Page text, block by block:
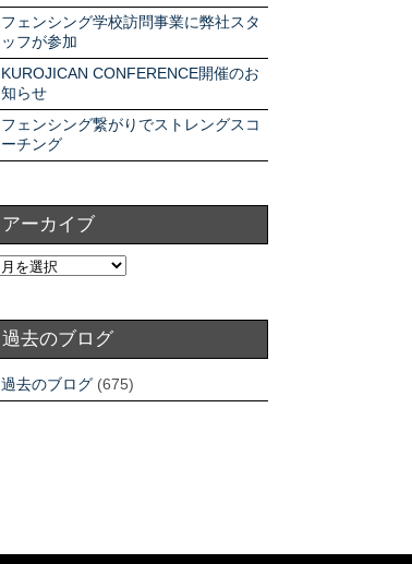
フェンシング学校訪問事業に弊社スタ
ッフが参加
KUROJICAN CONFERENCE開催のお
知らせ
フェンシング繋がりでストレングスコ
ーチング
アーカイブ
過去のブログ
過去のブログ (675)